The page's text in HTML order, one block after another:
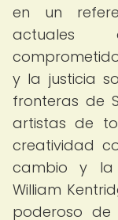
en un
actuales
y la justicia
fronteras de
artistas de
creatividad
cambio y la
William
poderoso